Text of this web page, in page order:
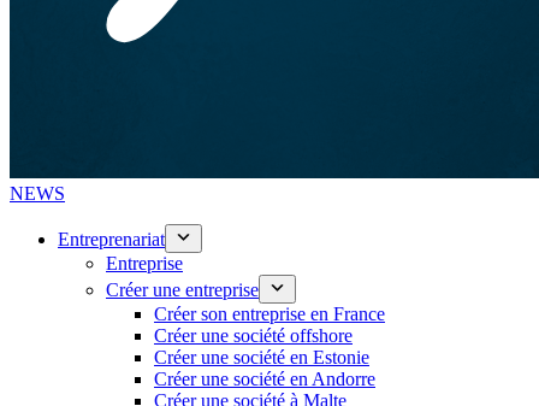
NEWS
Entreprenariat
Entreprise
Créer une entreprise
Créer son entreprise en France
Créer une société offshore
Créer une société en Estonie
Créer une société en Andorre
Créer une société à Malte